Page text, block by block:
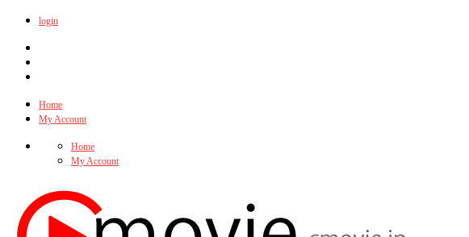
login
Home
My Account
Home
My Account